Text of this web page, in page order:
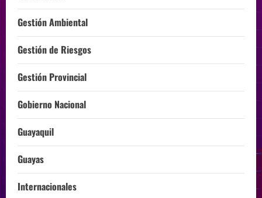
Gestión Ambiental
Gestión de Riesgos
Gestión Provincial
Gobierno Nacional
Guayaquil
Guayas
Internacionales